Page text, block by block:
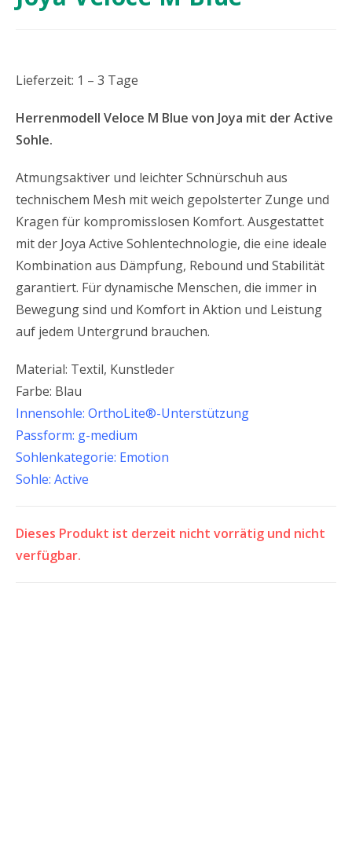
Lieferzeit: 1 – 3 Tage
Herrenmodell Veloce M Blue von Joya mit der Active
Sohle.
Atmungsaktiver und leichter Schnürschuh aus
technischem Mesh mit weich gepolsterter Zunge und
Kragen für kompromisslosen Komfort. Ausgestattet
mit der Joya Active Sohlentechnologie, die eine ideale
Kombination aus Dämpfung, Rebound und Stabilität
garantiert. Für dynamische Menschen, die immer in
Bewegung sind und Komfort in Aktion und Leistung
auf jedem Untergrund brauchen.
Material: Textil, Kunstleder
Farbe: Blau
Innensohle: OrthoLite®-Unterstützung
Passform: g-medium
Sohlenkategorie: Emotion
Sohle: Active
Dieses Produkt ist derzeit nicht vorrätig und nicht
verfügbar.